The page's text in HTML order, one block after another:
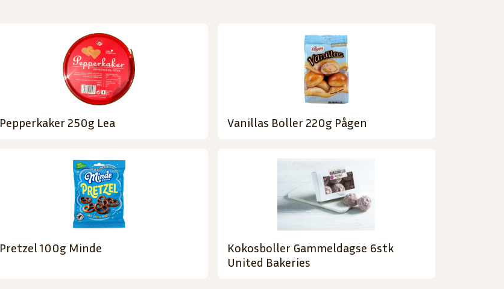
Pepperkaker 250g Lea Vanillas Boller 220g Pågen
Pretzel 100g Minde
Kokosboller Gammeldagse 6stk
United Bakeries